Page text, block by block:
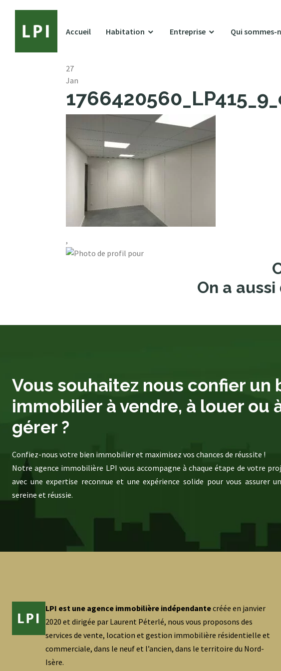
Accueil Habitation Entreprise Qui sommes-
27
Jan
,
On a
Vous souhaitez nous confier un
immobilier à vendre, à louer ou
gérer ?
Confiez-nous votre bien immobilier et maximisez vos chances de réussite !
Notre agence immobilière LPI vous accompagne à chaque étape de votre
avec une expertise reconnue et une expérience solide pour vous assurer
sereine et réussie.
LPI est une agence immobilière indépendantecréée en janvier
2020 et dirigée par Laurent Péterlé, nous vous proposons des
services de vente, location et gestion immobilière résidentielle et
commerciale, dans le neuf et l’ancien, dans le territoire du Nord-
Isère.